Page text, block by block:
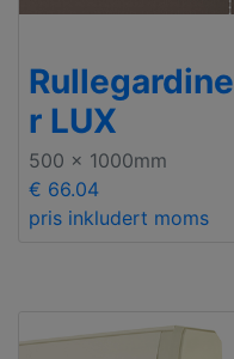
Rullegardine
r LUX
500 x 1000mm
€ 66.04
pris inkludert moms